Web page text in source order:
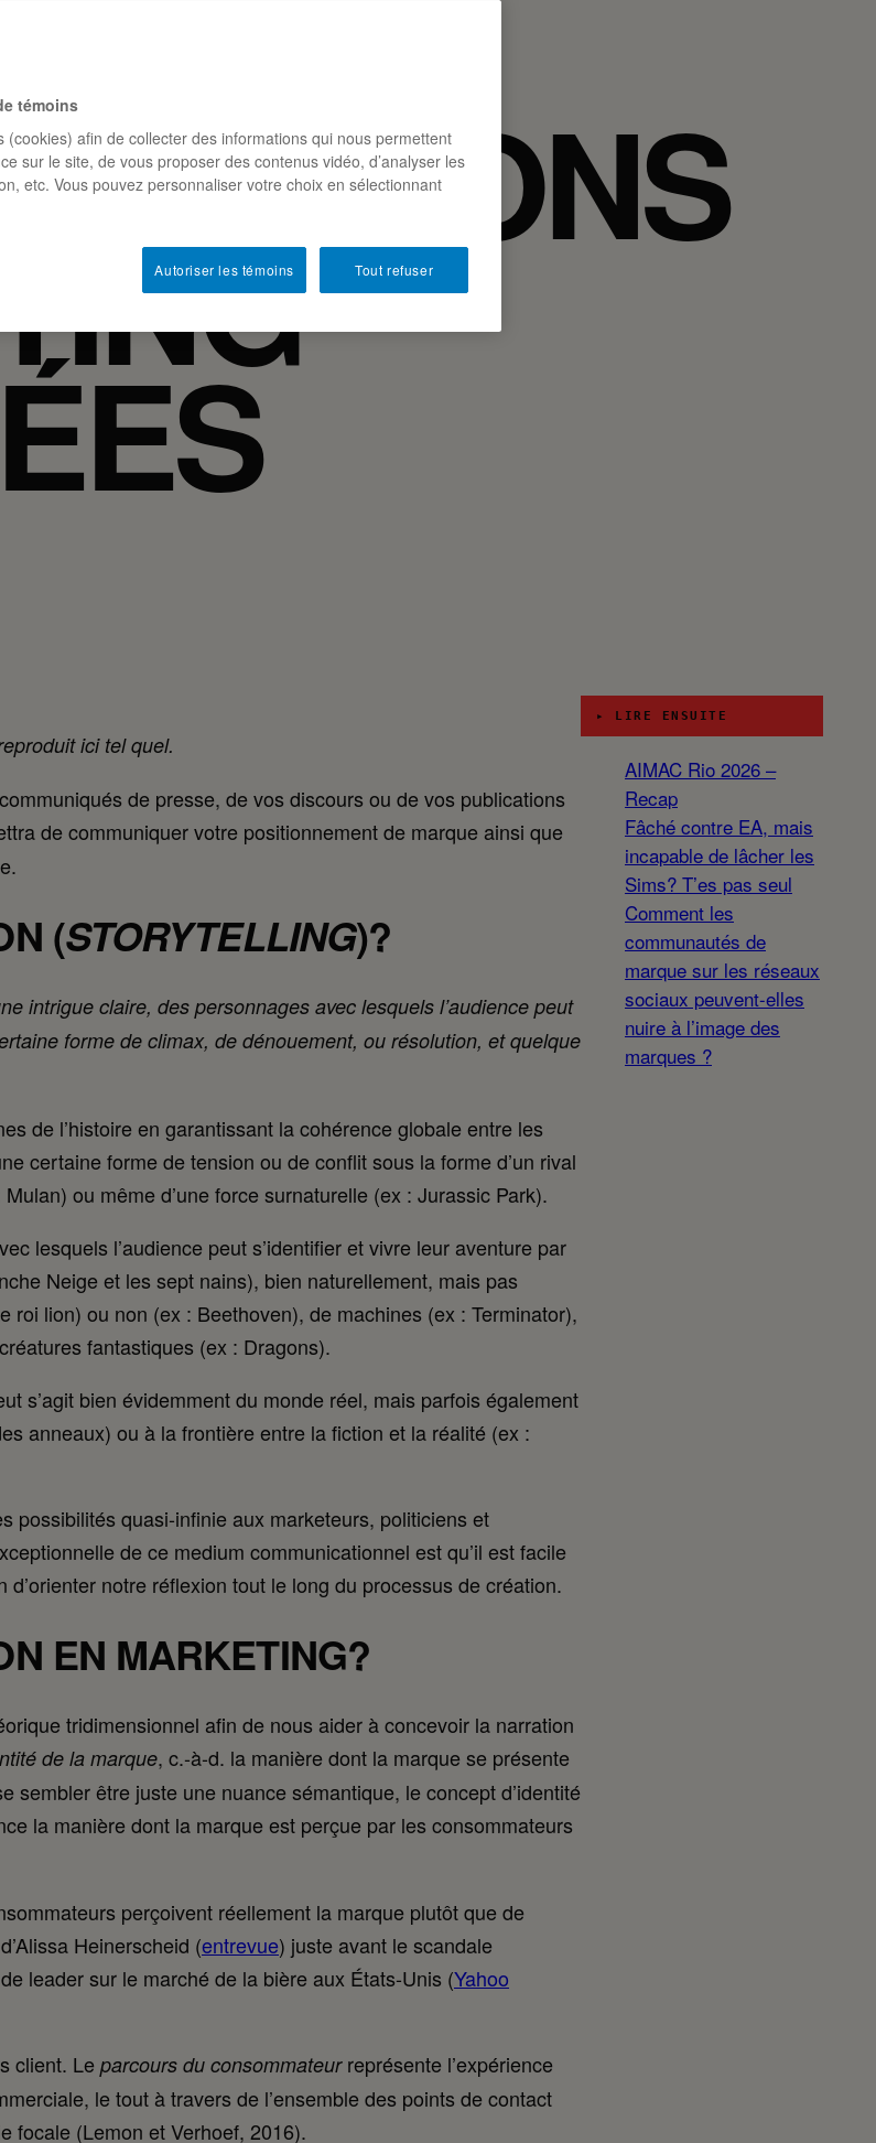
ici tel quel.
de presse, de vos discours ou de vos publications
de communiquer votre positionnement de marque ainsi que
(STORYTELLING)?
intrigue claire, des personnages avec lesquels l’audience peut
forme de climax, de dénouement, ou résolution, et quelque
de l’histoire en garantissant la cohérence globale entre les
certaine forme de tension ou de conflit sous la forme d’un rival
ou même d’une force surnaturelle (ex : Jurassic Park).
lesquels l’audience peut s’identifier et vivre leur aventure par
Neige et les sept nains), bien naturellement, mais pas
roi lion) ou non (ex : Beethoven), de machines (ex : Terminator),
fantastiques (ex : Dragons).
s’agit bien évidemment du monde réel, mais parfois également
anneaux) ou à la frontière entre la fiction et la réalité (ex :
possibilités quasi-infinie aux marketeurs, politiciens et
de ce medium communicationnel est qu’il est facile
notre réflexion tout le long du processus de création.
EN MARKETING?
tridimensionnel afin de nous aider à concevoir la narration
de la marque, c.-à-d. la manière dont la marque se présente
être juste une nuance sémantique, le concept d’identité
la manière dont la marque est perçue par les consommateurs
perçoivent réellement la marque plutôt que de
Heinerscheid (entrevue) juste avant le scandale
leader sur le marché de la bière aux États-Unis (Yahoo
client. Le parcours du consommateurreprésente l’expérience
le tout à travers de l’ensemble des points de contact
focale (Lemon et Verhoef, 2016).
▸ LIRE ENSUITE
AIMAC Rio 2026 –
Recap
Fâché contre EA, mais
incapable de lâcher les
Sims? T’es pas seul
Comment les
communautés de
marque sur les réseaux
sociaux peuvent-elles
nuire à l’image des
marques ?
témoins
(cookies) afin de collecter des informations qui nous permettent
sur le site, de vous proposer des contenus vidéo, d’analyser les
etc. Vous pouvez personnaliser votre choix en sélectionnant
Tout refuser
Autoriser les témoins